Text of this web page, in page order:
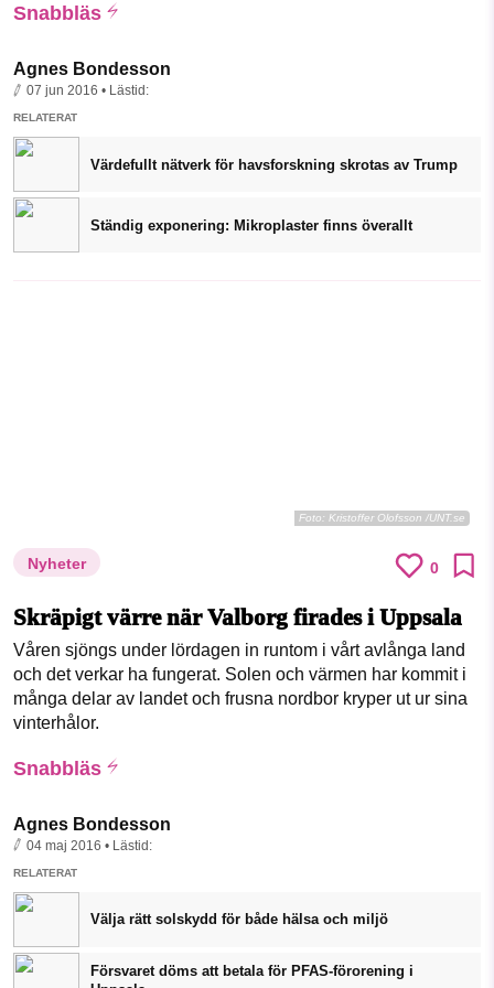
Snabbläs
Agnes Bondesson
07 jun 2016 • Lästid:
RELATERAT
Värdefullt nätverk för havsforskning skrotas av Trump
Ständig exponering: Mikroplaster finns överallt
Foto: Kristoffer Olofsson /UNT.se
Nyheter 0
Skräpigt värre när Valborg firades i Uppsala
Våren sjöngs under lördagen in runtom i vårt avlånga land
och det verkar ha fungerat. Solen och värmen har kommit i
många delar av landet och frusna nordbor kryper ut ur sina
vinterhålor.
Snabbläs
Agnes Bondesson
04 maj 2016 • Lästid:
RELATERAT
Välja rätt solskydd för både hälsa och miljö
Försvaret döms att betala för PFAS-förorening i